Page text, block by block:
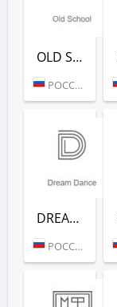
OLD SCHOOL (РАДИО РЕКОРД)
РОССИЯ (МОСКВА)
DREAM DANCE (РАДИО РЕКОРД)
РОССИЯ (МОСКВА)